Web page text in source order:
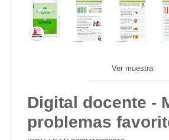
Ver muestra
Digital docente -
problemas